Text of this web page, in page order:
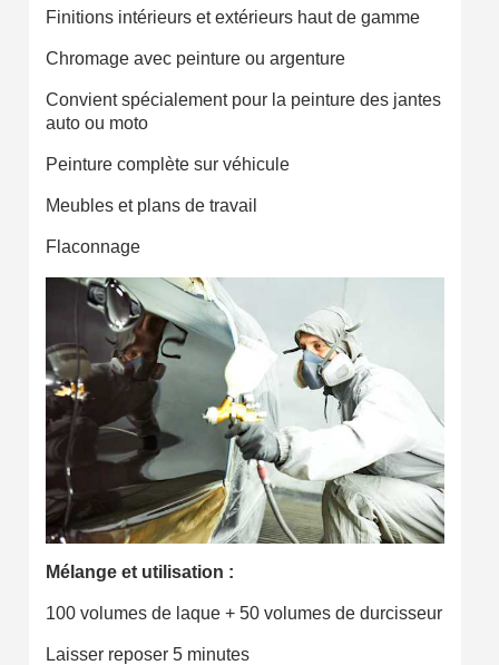
Finitions intérieurs et extérieurs haut de gamme
Chromage avec peinture ou argenture
Convient spécialement pour la peinture des jantes
auto ou moto
Peinture complète sur véhicule
Meubles et plans de travail
Flaconnage
Mélange et utilisation :
100 volumes de laque + 50 volumes de durcisseur
Laisser reposer 5 minutes